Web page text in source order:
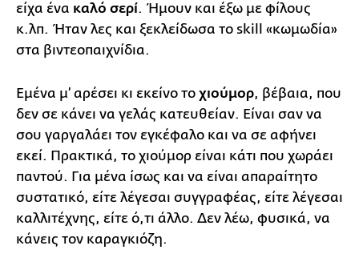
είχα ένα καλό σερί. Ήμουν και έξω με φίλους
κ.λπ. Ήταν λες και ξεκλείδωσα το skill «κωμωδία»
στα βιντεοπαιχνίδια.
Εμένα μ’ αρέσει κι εκείνο το χιούμορ, βέβαια, που
δεν σε κάνει να γελάς κατευθείαν. Είναι σαν να
σου γαργαλάει τον εγκέφαλο και να σε αφήνει
εκεί. Πρακτικά, το χιούμορ είναι κάτι που χωράει
παντού. Για μένα ίσως και να είναι απαραίτητο
συστατικό, είτε λέγεσαι συγγραφέας, είτε λέγεσαι
καλλιτέχνης, είτε ό,τι άλλο. Δεν λέω, φυσικά, να
κάνεις τον καραγκιόζη.